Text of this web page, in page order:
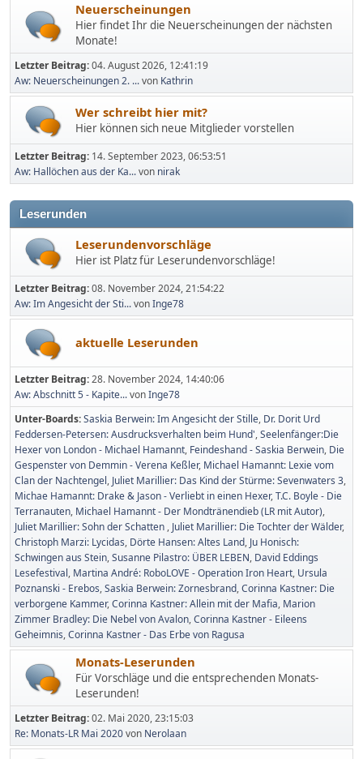
Neuerscheinungen
Hier findet Ihr die Neuerscheinungen der nächsten
Monate!
Letzter Beitrag:04. August 2026, 12:41:19
Aw: Neuerscheinungen 2. ...von Kathrin
Wer schreibt hier mit?
Hier können sich neue Mitglieder vorstellen
Letzter Beitrag: 14. September 2023, 06:53:51
Aw: Hallöchen aus der Ka...von nirak
Leserunden
Leserundenvorschläge
Hier ist Platz für Leserundenvorschläge!
Letzter Beitrag:08. November 2024, 21:54:22
Aw: Im Angesicht der Sti...vonInge78
aktuelle Leserunden
Letzter Beitrag:28. November 2024, 14:40:06
Aw: Abschnitt 5 - Kapite...vonInge78
Unter-Boards Saskia Berwein: Im Angesicht der Stille Dr. Dorit Urd
Feddersen-Petersen: Ausdrucksverhalten beim Hund' Seelenfänger:Die
Hexer von London - Michael Hamannt Feindeshand - Saskia Berwein Die
Gespenster von Demmin - Verena Keßler Michael Hamannt: Lexie vom
Clan der Nachtengel Juliet Marillier: Das Kind der Stürme: Sevenwaters 3
Michae Hamannt: Drake & Jason - Verliebt in einen Hexer T.C. Boyle - Die
Terranauten Michael Hamannt - Der Mondtränendieb (LR mit Autor)
Juliet Marillier: Sohn der Schatten Juliet Marillier: Die Tochter der Wälder
Christoph Marzi: Lycidas Dörte Hansen: Altes Land Ju Honisch:
Schwingen aus Stein Susanne Pilastro: ÜBER LEBEN David Eddings
Lesefestival Martina André: RoboLOVE - Operation Iron Heart Ursula
Poznanski - Erebos Saskia Berwein: Zornesbrand Corinna Kastner: Die
verborgene Kammer Corinna Kastner: Allein mit der Mafia Marion
Zimmer Bradley: Die Nebel von Avalon Corinna Kastner - Eileens
Geheimnis Corinna Kastner - Das Erbe von Ragusa
Monats-Leserunden
Für Vorschläge und die entsprechenden Monats-
Leserunden!
Letzter Beitrag:02. Mai 2020, 23:15:03
Re: Monats-LR Mai 2020von Nerolaan